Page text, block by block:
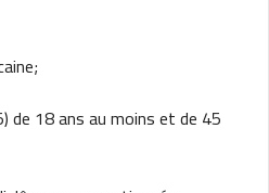
18 ans au moins et de 45